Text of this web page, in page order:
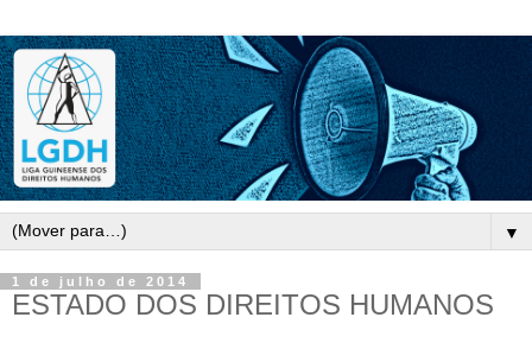
▼
1 de julho de 2014
ESTADO DOS DIREITOS HUMANOS